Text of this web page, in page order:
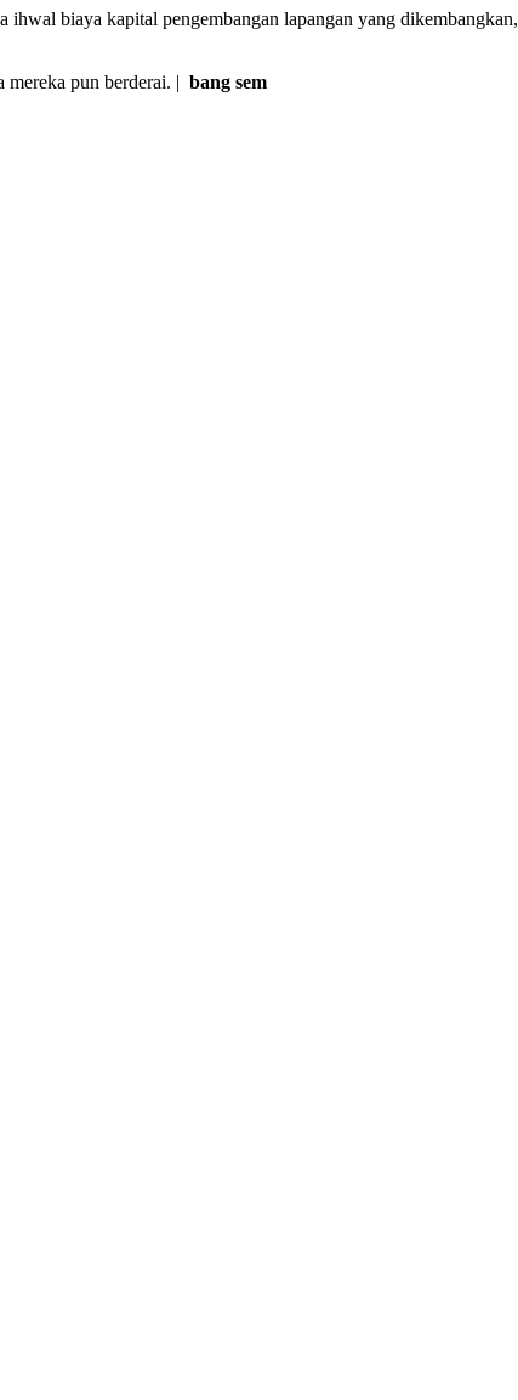
ihwal biaya kapital pengembangan lapangan yang dikembangkan,
mereka pun berderai. | bang sem